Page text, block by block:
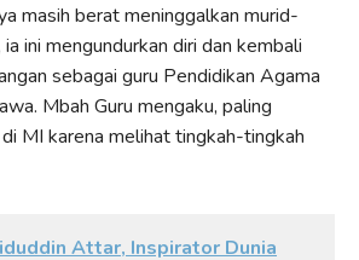
masih berat meninggalkan murid-
ini mengundurkan diri dan kembali
sebagai guru Pendidikan Agama
Mbah Guru mengaku, paling
MI karena melihat tingkah-tingkah
Attar, Inspirator Dunia